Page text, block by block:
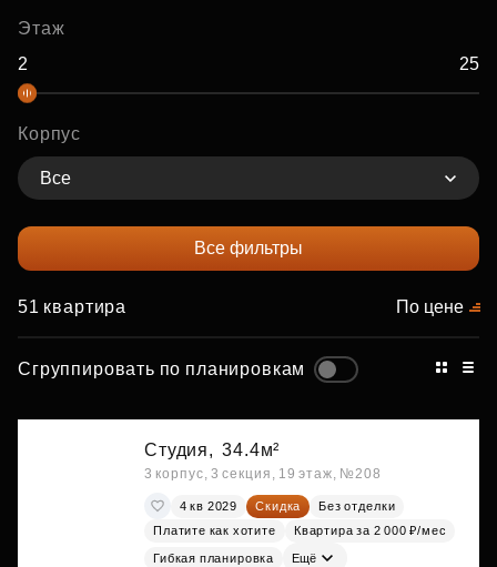
Этаж
Корпус
Все
Все фильтры
51 квартира
Сгруппировать по планировкам
По цене
Студия, 34.4м²
3 корпус, 3 секция, 19 этаж, №208
4 кв 2029 Скидка
Без отделки
Платите как хотите
Квартира за 2 000 ₽/мес
Гибкая планировка Ещё